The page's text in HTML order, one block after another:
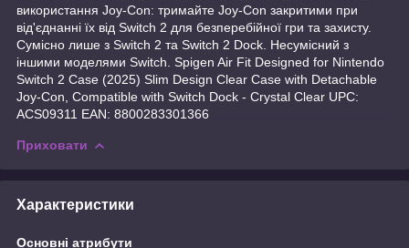
використання Joy-Con: тримайте Joy-Con закритими при
від'єднанні їх від Switch 2 для безперебійної гри та захисту.
Сумісно лише з Switch 2 та Switch 2 Dock. Несумісний з
іншими моделями Switch. Spigen Air Fit Designed for Nintendo
Switch 2 Case (2025) Slim Design Clear Case with Detachable
Joy-Con, Compatible with Switch Dock - Crystal Clear UPC:
ACS09311 EAN: 8800283301366
Приховати
Характеристики
Основні атрибути